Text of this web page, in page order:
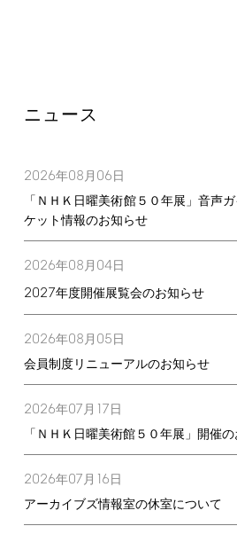
ニュース
2026年08月 06日
「ＮＨＫ日曜美術館５０年展」音声
ケット情報のお知らせ
2026年08月 04日
2027年度開催展覧会のお知らせ
2026年08月 05日
会員制度リニューアルのお知らせ
2026年07月 17日
「ＮＨＫ日曜美術館５０年展」開催
2026年07月 16日
アーカイブズ情報室の休室について